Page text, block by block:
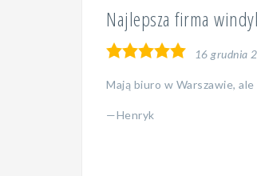
Najlepsza firma
5,0
16 grudnia
Mają biuro w Warszawie,
Henryk